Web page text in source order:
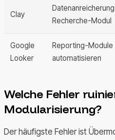
Clay
Recherche-Modul
Google
Looker
Reporting-Module
automatisieren
Welche Fehler
Modularisierung?
Der häufigste Fehler ist